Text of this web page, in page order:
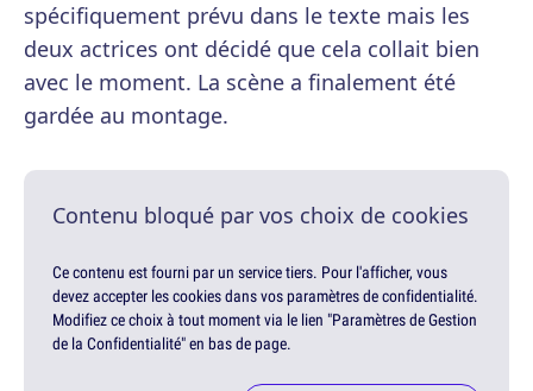
spécifiquement prévu dans le texte mais les
deux actrices ont décidé que cela collait bien
avec le moment. La scène a finalement été
gardée au montage.
Contenu bloqué par vos choix de cookies
Ce contenu est fourni par un service tiers. Pour l'afficher, vous
devez accepter les cookies dans vos paramètres de confidentialité.
Modifiez ce choix à tout moment via le lien "Paramètres de Gestion
de la Confidentialité" en bas de page.